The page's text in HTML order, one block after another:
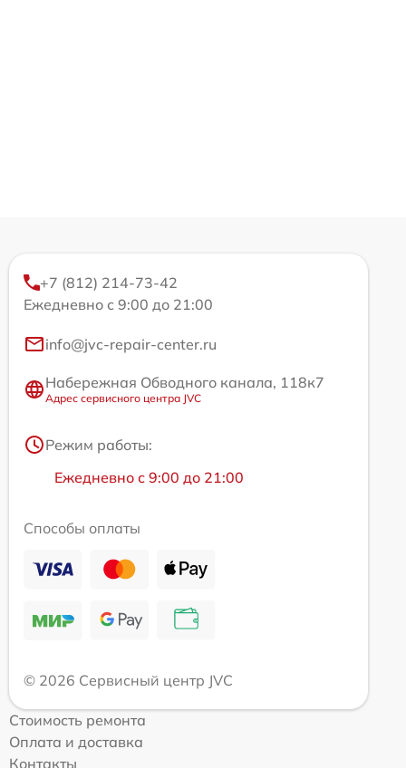
+7 (812) 214-73-42
Ежедневно с 9:00 до 21:00
info@jvc-repair-center.ru
Набережная Обводного канала, 118к7
Адрес сервисного центра JVC
Режим работы:
Ежедневно с 9:00 до 21:00
Способы оплаты
© 2026 Сервисный центр JVC
Стоимость ремонта
Оплата и доставка
Контакты